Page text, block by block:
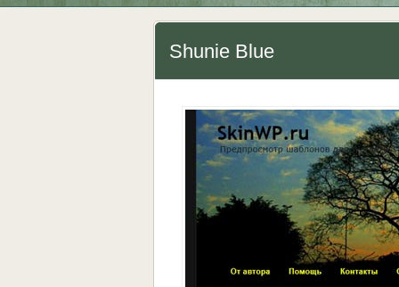
Shunie Blue